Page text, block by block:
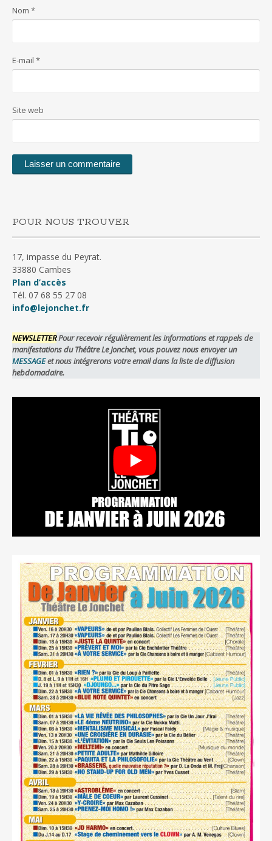
Nom *
E-mail *
Site web
POUR NOUS TROUVER
17, impasse du Peyrat.
33880 Cambes
Plan d’accès
Tél. 07 68 55 27 08
info@lejonchet.fr
NEWSLETTERPour recevoir régulièrement les informations et rappels de
manifestations du Théâtre Le Jonchet, vous pouvez nous envoyer un
MESSAGEet nous intégrerons votre email dans la liste de diffusion
hebdomadaire.